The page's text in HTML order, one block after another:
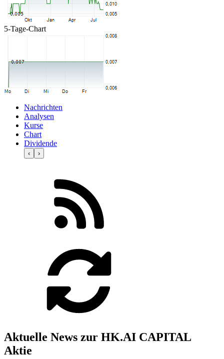
5-Tage-Chart
Nachrichten
Analysen
Kurse
Chart
Dividende
‹ ›
Aktuelle News zur HK.AI CAPITAL
Aktie